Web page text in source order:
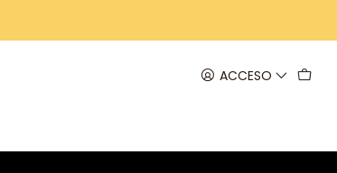
ACCESO